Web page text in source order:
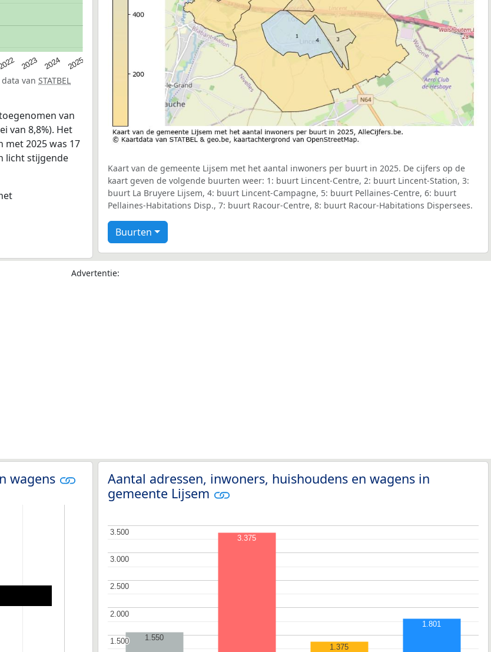
2023 2024 2025
van STATBEL
van
van 8,8%). Het
met 2025 was 17
licht stijgende
Kaart van de gemeente Lijsem met het aantal inwoners per buurt in 2025. De cijfers op de
kaart geven de volgende buurten weer: 1: buurt Lincent-Centre, 2: buurt Lincent-Station, 3:
buurt La Bruyere Lijsem, 4: buurt Lincent-Campagne, 5: buurt Pellaines-Centre, 6: buurt
Pellaines-Habitations Disp., 7: buurt Racour-Centre, 8: buurt Racour-Habitations Dispersees.
Buurten
Advertentie:
wagens
Aantal adressen, inwoners, huishoudens en wagens in
gemeente Lijsem
1.500
1.500
2.000
2.000
2.500
2.500
3.000
3.000
3.500
3.500
1.550
3.375
1.375
1.801